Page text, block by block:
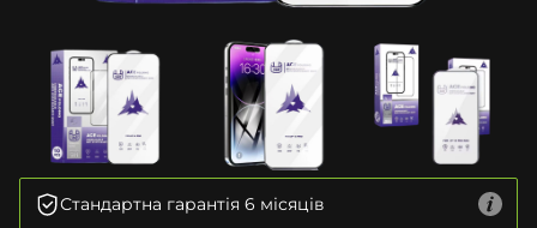
Стандартна гарантія 6 місяців